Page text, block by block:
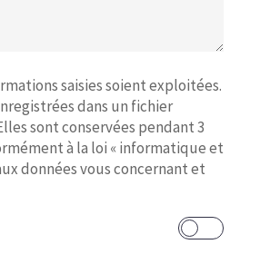
saisies soient exploitées.
dans un fichier
sont conservées pendant 3
à la loi « informatique et
données vous concernant et